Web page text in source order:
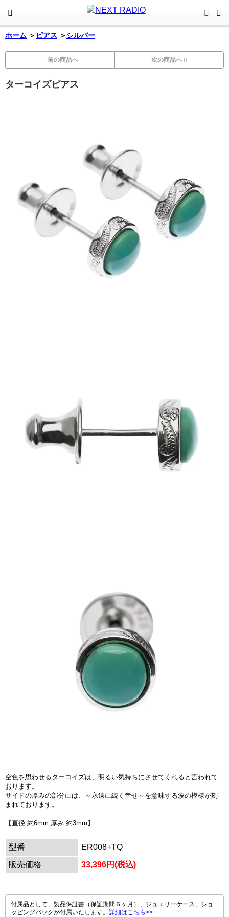
ホーム ＞ ピアス ＞ シルバー
前の商品へ 次の商品へ
ターコイズピアス
空色を思わせるターコイズは、明るい気持ちにさせてくれると言われて
おります。
サイドの厚みの部分には、～永遠に続く幸せ～を意味する波の模様が刻
まれております。
【直径:約6mm 厚み:約3mm】
型番
ER008+TQ
販売価格
33,396円(税込)
付属品として、製品保証書（保証期間６ヶ月）、ジュエリーケース、ショ
ッピングバッグが付属いたします。 詳細はこちら>>